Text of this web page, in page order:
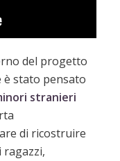
del progetto
è stato pensato
stranieri
di ricostruire